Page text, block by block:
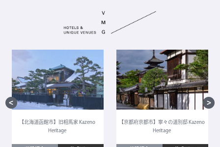
【北海道函館市】旧相馬家 Kazeno
Heritage
【京都府京都市】寧々の道別邸 Kazeno
Heritage